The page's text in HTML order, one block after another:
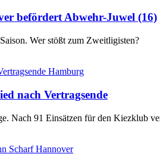
befördert Abwehr-Juwel (16)
Wer stößt zum Zweitligisten?
Hamburg
nach Vertragsende
Nach 91 Einsätzen für den Kiezklub
Hannover